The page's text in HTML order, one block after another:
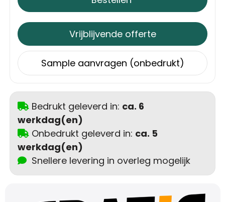
Autotassen
Golftassen
Collegetassen
Tablettassen
Trolleys
Aktetassen
Vrijblijvende offerte
Sample aanvragen (onbedrukt)
Bedrukt geleverd in: ca. 6
werkdag(en)
Onbedrukt geleverd in: ca. 5
werkdag(en)
Snellere levering in overleg mogelijk